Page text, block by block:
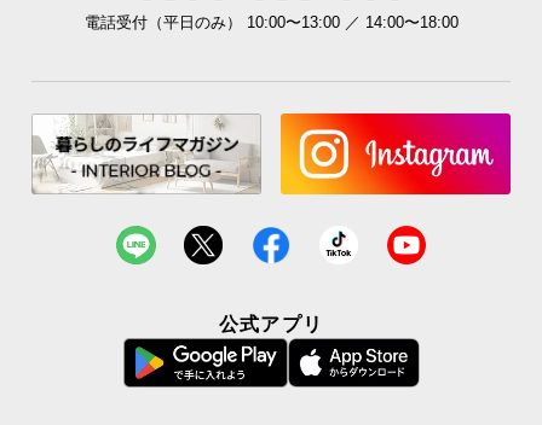
電話受付（平日のみ） 10:00〜13:00 ／ 14:00〜18:00
公式アプリ